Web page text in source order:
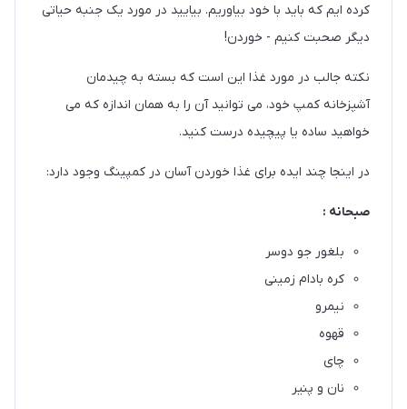
کرده ایم که باید با خود بیاوریم. بیایید در مورد یک جنبه حیاتی
دیگر صحبت کنیم - خوردن!
نکته جالب در مورد غذا این است که بسته به چیدمان
آشپزخانه کمپ خود، می توانید آن را به همان اندازه که می
خواهید ساده یا پیچیده درست کنید.
در اینجا چند ایده برای غذا خوردن آسان در کمپینگ وجود دارد:
صبحانه :
بلغور جو دوسر
کره بادام زمینی
نیمرو
قهوه
چای
نان و پنیر